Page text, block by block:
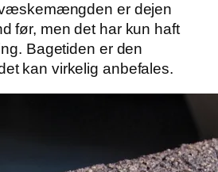
er dejen
før, men det har kun haft
Bagetiden er den
kan virkelig anbefales.